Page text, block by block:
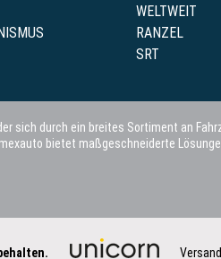
WELTWEIT
RANZEL
SRT
sich durch ein breites Sortiment an
bietet maßgeschneiderte